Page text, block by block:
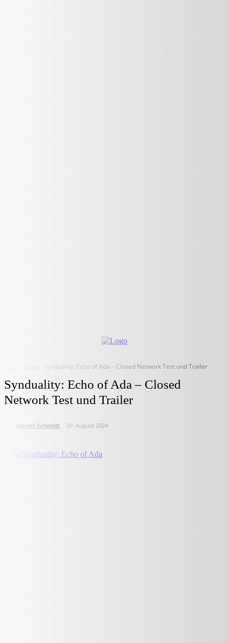
Synduality: Echo of Ada – Closed Network Test und Trailer
Synduality: Echo of Ada – Closed
Network Test und Trailer
Marcel Schmidt 29. August 2024